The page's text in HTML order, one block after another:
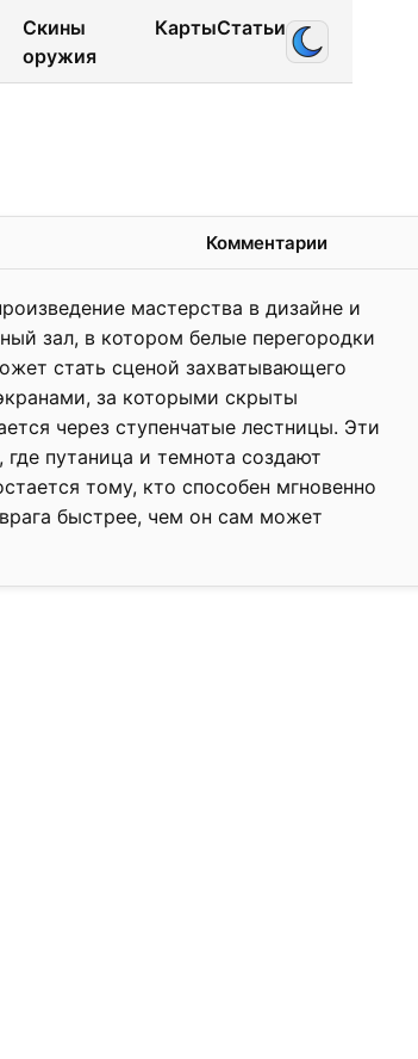
Скины
оружия
КартыСтатьи
❯
Комментарии
мастерства в дизайне и
зал, в котором белые перегородки
стать сценой захватывающего
за которыми скрыты
через ступенчатые лестницы. Эти
путаница и темнота создают
тому, кто способен мгновенно
быстрее, чем он сам может